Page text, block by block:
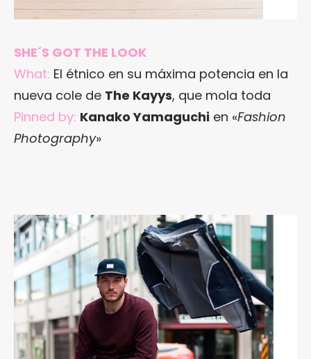
SHE´S GOT THE LOOK
What: El étnico en su máxima potencia en la
nueva cole de The Kayys, que mola toda
Pinned by: Kanako Yamaguchi en «Fashion
Photography»